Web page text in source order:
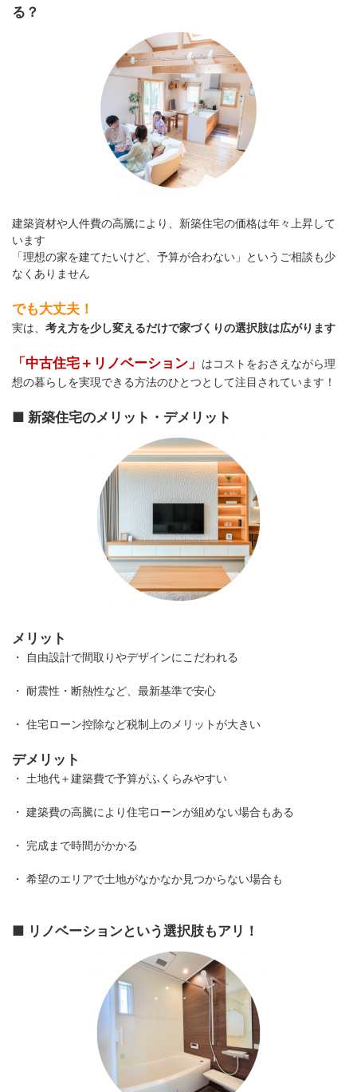
る？
建築資材や人件費の高騰により、新築住宅の価格は年々上昇して
います
「理想の家を建てたいけど、予算が合わない」というご相談も少
なくありません
でも大丈夫！
実は、 考え方を少し変えるだけで家づくりの選択肢は広がります
「中古住宅＋リノベーション」 はコストをおさえながら理
想の暮らしを実現できる方法のひとつとして注目されています！
■ 新築住宅のメリット・デメリット
メリット
・ 自由設計で間取りやデザインにこだわれる
・ 耐震性・断熱性など、最新基準で安心
・ 住宅ローン控除など税制上のメリットが大きい
デメリット
・ 土地代＋建築費で予算がふくらみやすい
・ 建築費の高騰により住宅ローンが組めない場合もある
・ 完成まで時間がかかる
・ 希望のエリアで土地がなかなか見つからない場合も
■ リノベーションという選択肢もアリ！